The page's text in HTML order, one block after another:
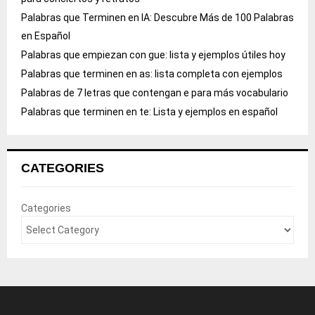
Palabras que Terminen en IA: Descubre Más de 100 Palabras
en Español
Palabras que empiezan con gue: lista y ejemplos útiles hoy
Palabras que terminen en as: lista completa con ejemplos
Palabras de 7 letras que contengan e para más vocabulario
Palabras que terminen en te: Lista y ejemplos en español
CATEGORIES
Categories